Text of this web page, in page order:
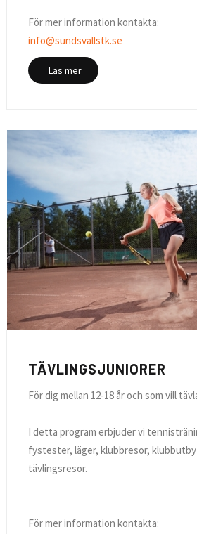
För mer information kontakta:
info@sundsvallstk.se
Läs mer
TÄVLINGSJUNIORER
För dig mellan 12-18 år och som vill
I detta program erbjuder vi
fystester, läger, klubbresor,
tävlingsresor.
För mer information kontakta: